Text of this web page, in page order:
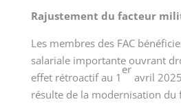
Rajustement du facteur
Les membres des FAC
salariale importante ouvrant
effet rétroactif au 1
er
avril 2025
résulte de la modernisation